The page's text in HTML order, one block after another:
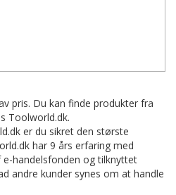
pris. Du kan finde produkter fra
Toolworld.dk.
er du sikret den største
har 9 års erfaring med
handelsfonden og tilknyttet
andre kunder synes om at handle